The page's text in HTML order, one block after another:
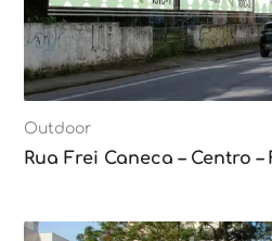
Outdoor
Rua Frei Caneca – Centro –